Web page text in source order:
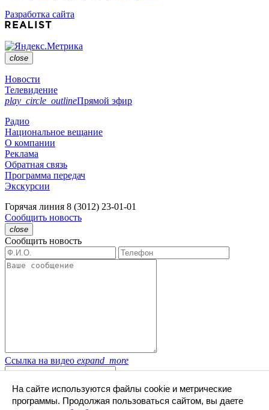
Разработка сайта
close
Новости
Телевидение
play_circle_outlineПрямой эфир
Радио
Национальное вещание
О компании
Реклама
Обратная связь
Программа передач
Экскурсии
Горячая линия 8 (3012) 23-01-01
Сообщить новость
close
Сообщить новость
Ссылка на видео expand_more
Скрытьexpand_less
На сайте используются файлы cookie и метрические
программы. Продолжая пользоваться сайтом, вы даете